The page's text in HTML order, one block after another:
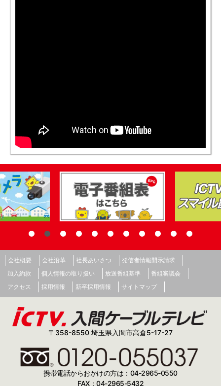
会社概要 会社沿革 社長あいさつ
発信者情報開示請求
加入約款
個人情報の取り扱い 放送番組基準
番組審議会
アクセス
採用情報 新卒採用情報 サイトマップ
〒358-8550 埼玉県入間市高倉5-17-27
携帯電話からおかけの方は：04-2965-0550
FAX：04-2965-5432